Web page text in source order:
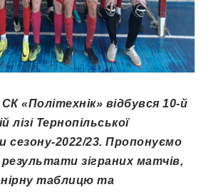
«Політехнік» відбувся 10-й
Тернопільської
сезону-2022/23. Пропонуємо
зіграних матчів,
таблицю та